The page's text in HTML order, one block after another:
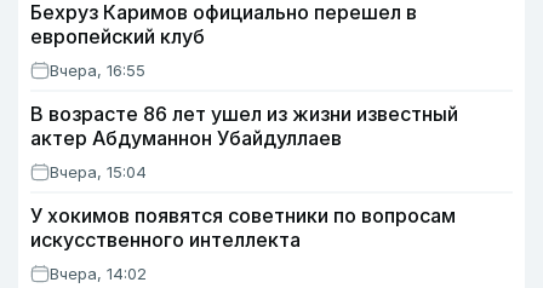
Бехруз Каримов официально перешел в
европейский клуб
Вчера, 16:55
В возрасте 86 лет ушел из жизни известный
актер Абдуманнон Убайдуллаев
Вчера, 15:04
У хокимов появятся советники по вопросам
искусственного интеллекта
Вчера, 14:02